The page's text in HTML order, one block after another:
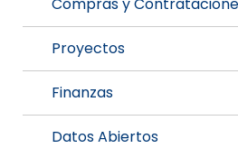
Proyectos
Finanzas
Datos Abiertos